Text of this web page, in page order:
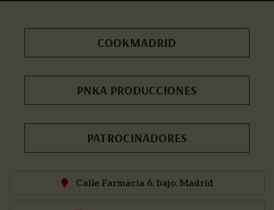
COOKMADRID
PNKA PRODUCCIONES
PATROCINADORES
Calle Farmacia 6, bajo. Madrid